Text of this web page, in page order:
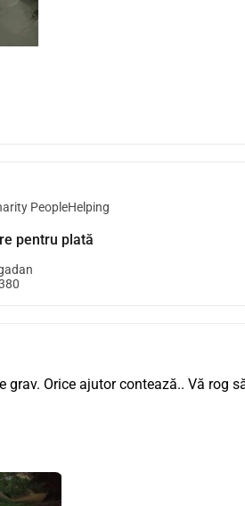
PeopleHelping
pentru plată
Orice ajutor contează.. Vă rog